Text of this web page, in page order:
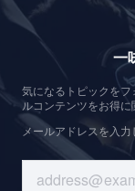
一
気になるトピックを
ルコンテンツをお得
メールアドレスを入